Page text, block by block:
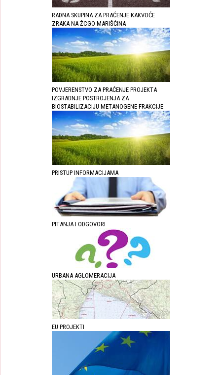
RADNA SKUPINA ZA PRAĆENJE KAKVOĆE
ZRAKA NA ŽCGO MARIŠĆINA
POVJERENSTVO ZA PRAĆENJE PROJEKTA
IZGRADNJE POSTROJENJA ZA
BIOSTABILIZACIJU METANOGENE FRAKCIJE
PRISTUP INFORMACIJAMA
PITANJA I ODGOVORI
URBANA AGLOMERACIJA
EU PROJEKTI